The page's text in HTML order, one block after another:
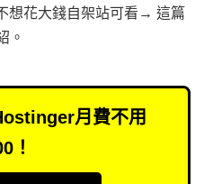
想花大錢自架站可看→ 這篇
。
月費不用
！